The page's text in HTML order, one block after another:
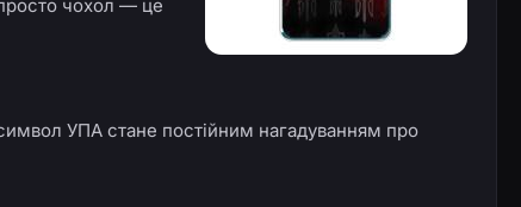
чохол — це
УПА стане постійним нагадуванням про